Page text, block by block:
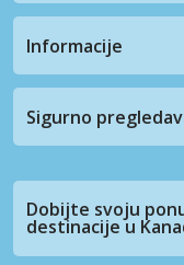
Informacije
Sigurno
Dobijte svoju
destinacije u